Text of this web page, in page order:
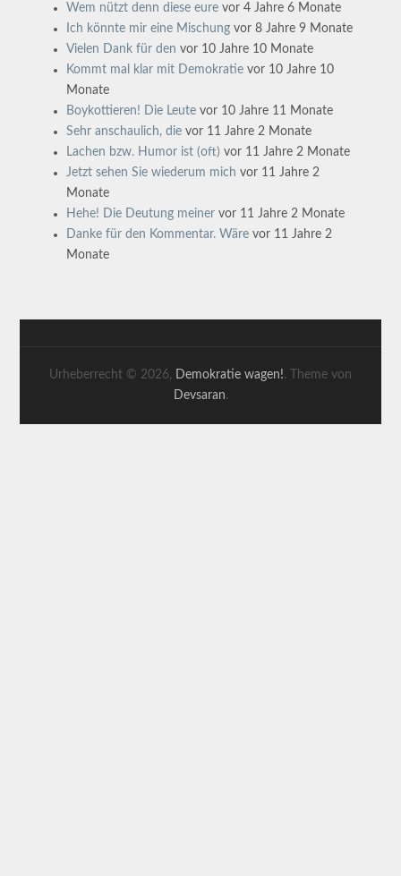
Wem nützt denn diese eure vor 4 Jahre 6 Monate
Ich könnte mir eine Mischung vor 8 Jahre 9 Monate
Vielen Dank für den vor 10 Jahre 10 Monate
Kommt mal klar mit Demokratie vor 10 Jahre 10
Monate
Boykottieren! Die Leute vor 10 Jahre 11 Monate
Sehr anschaulich, die vor 11 Jahre 2 Monate
Lachen bzw. Humor ist (oft) vor 11 Jahre 2 Monate
Jetzt sehen Sie wiederum mich vor 11 Jahre 2
Monate
Hehe! Die Deutung meiner vor 11 Jahre 2 Monate
Danke für den Kommentar. Wäre vor 11 Jahre 2
Monate
Urheberrecht © 2026, Demokratie wagen!. Theme von
Devsaran.